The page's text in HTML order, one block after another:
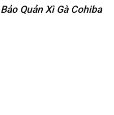
Quản Xì Gà Cohiba